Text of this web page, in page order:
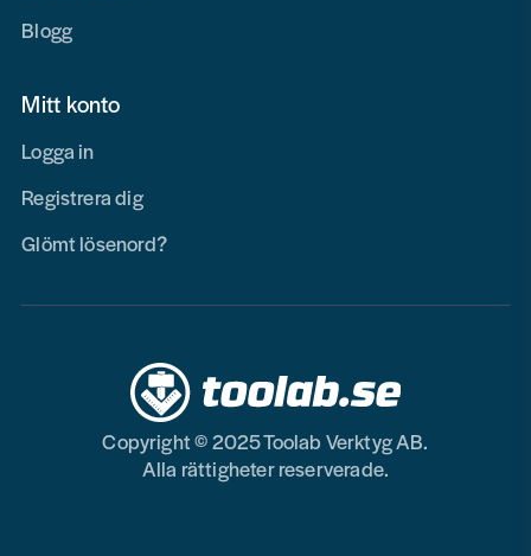
Blogg
Mitt konto
Logga in
Registrera dig
Glömt lösenord?
Copyright © 2025 Toolab Verktyg AB.
Alla rättigheter reserverade.